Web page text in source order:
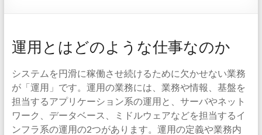
運用とはどのような仕事なのか
システムを円滑に稼働させ続けるために欠かせない業務
が「運用」です。運用の業務には、業務や情報、基盤を
担当するアプリケーション系の運用と、サーバやネット
ワーク、データベース、ミドルウェアなどを担当するイ
ンフラ系の運用の2つがあります。運用の定義や業務内